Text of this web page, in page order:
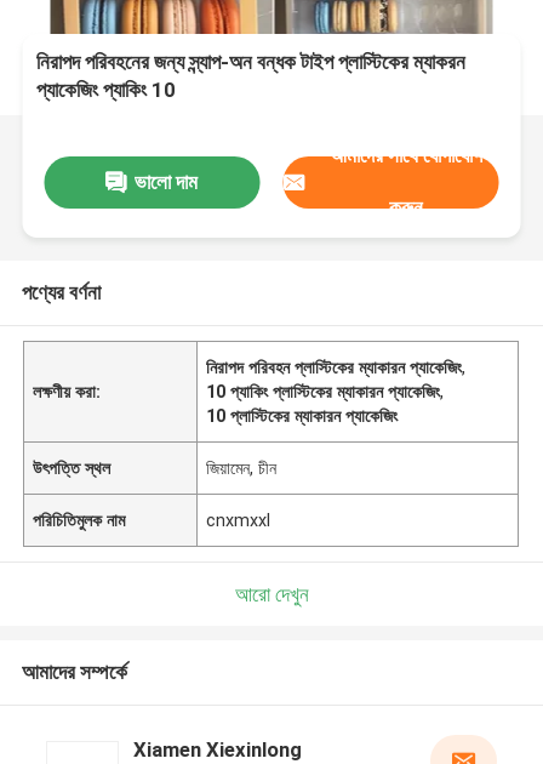
নিরাপদ পরিবহনের জন্য স্ন্যাপ-অন বন্ধক টাইপ প্লাস্টিকের ম্যাকরন
প্যাকেজিং প্যাকিং 10
ভালো দাম
আমাদের সাথে যোগাযোগ
করুন
পণ্যের বর্ণনা
লক্ষণীয় করা:
নিরাপদ পরিবহন প্লাস্টিকের ম্যাকারন প্যাকেজিং,
10 প্যাকিং প্লাস্টিকের ম্যাকারন প্যাকেজিং,
10 প্লাস্টিকের ম্যাকারন প্যাকেজিং
উৎপত্তি স্থল জিয়ামেন, চীন
পরিচিতিমুলক নাম cnxmxxl
আরো দেখুন
আমাদের সম্পর্কে
Xiamen Xiexinlong